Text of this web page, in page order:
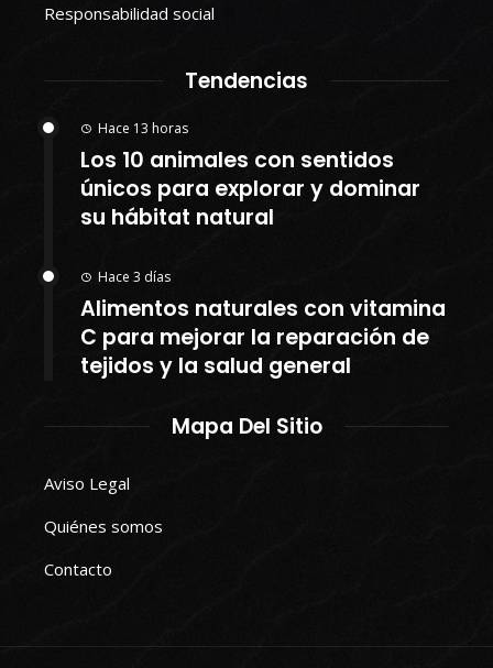
Responsabilidad social
Tendencias
Hace 13 horas
Los 10 animales con sentidos
únicos para explorar y dominar
su hábitat natural
Hace 3 días
Alimentos naturales con vitamina
C para mejorar la reparación de
tejidos y la salud general
Mapa Del Sitio
Aviso Legal
Quiénes somos
Contacto